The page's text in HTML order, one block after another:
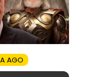
AGO